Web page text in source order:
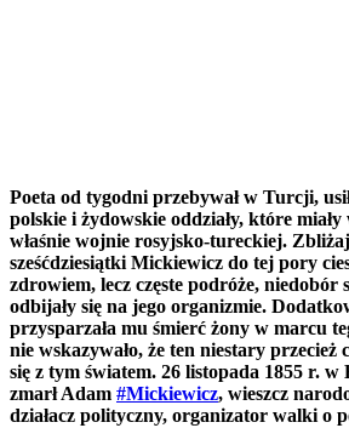
Poeta od tygodni przebywał w Turcji,
polskie i żydowskie oddziały, które
właśnie wojnie rosyjsko-tureckiej.
sześćdziesiątki Mickiewicz do tej pory
zdrowiem, lecz częste podróże, niedobór
odbijały się na jego organizmie.
przysparzała mu śmierć żony w marcu
nie wskazywało, że ten niestary przecież
się z tym światem. 26 listopada 1855 r.
zmarł Adam #Mickiewicz, wieszcz
działacz polityczny, organizator walki o